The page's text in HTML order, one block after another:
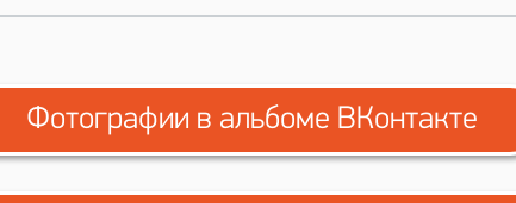
Фотографии в альбоме ВКонтакте